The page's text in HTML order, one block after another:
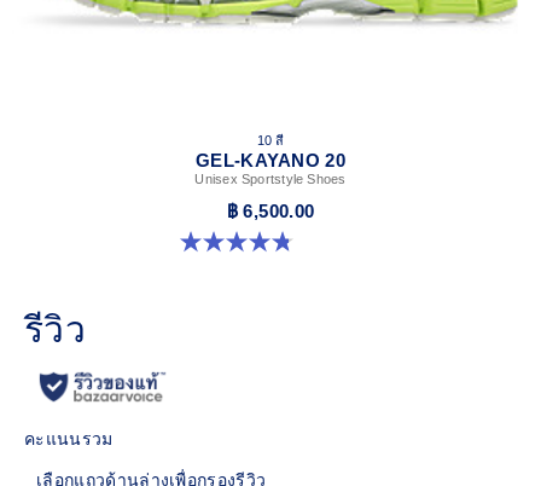
10 สี
GEL-KAYANO 20
Unisex Sportstyle Shoes
฿ 6,500.00
4.8 จาก 5 ดาว 221 รีวิว